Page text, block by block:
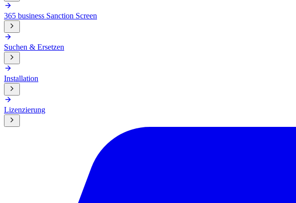
365 business Sanction Screen
Suchen & Ersetzen
Installation
Lizenzierung